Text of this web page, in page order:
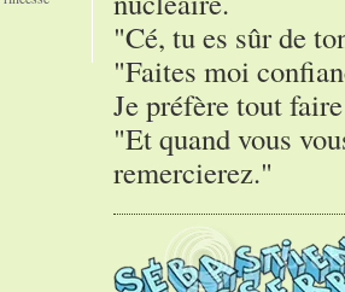
"Cé, tu es sûr de
"Faites moi
Je préfère tout
"Et quand vous
remercierez."